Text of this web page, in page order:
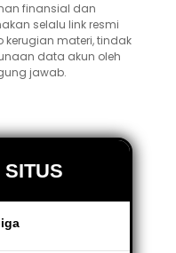
finansial dan
selalu link resmi
kerugian materi, tindak
data akun oleh
jawab.